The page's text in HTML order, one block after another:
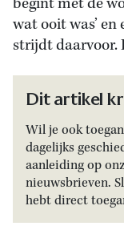
wat ooit was’ en
strijdt daarvoor.
Dit artikel
Wil je ook
dagelijks
aanleiding op
nieuwsbrieven.
hebt direct